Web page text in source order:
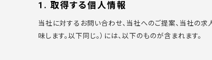
1. 取得する個人情報
当社に対するお問い合わせ、当社へのご提案、当社の
味します。以下同じ。）には、以下のものが含まれます。